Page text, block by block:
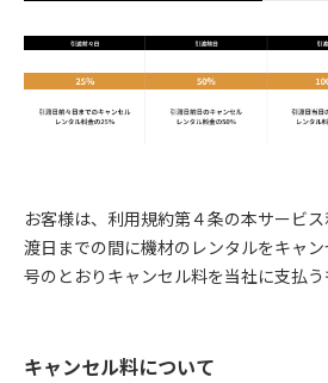
お客様は、利用規約第４条の本サービ
渡日までの間に機材のレンタルをキャ
号のとおりキャンセル料を当社に支払う
キャンセル料について